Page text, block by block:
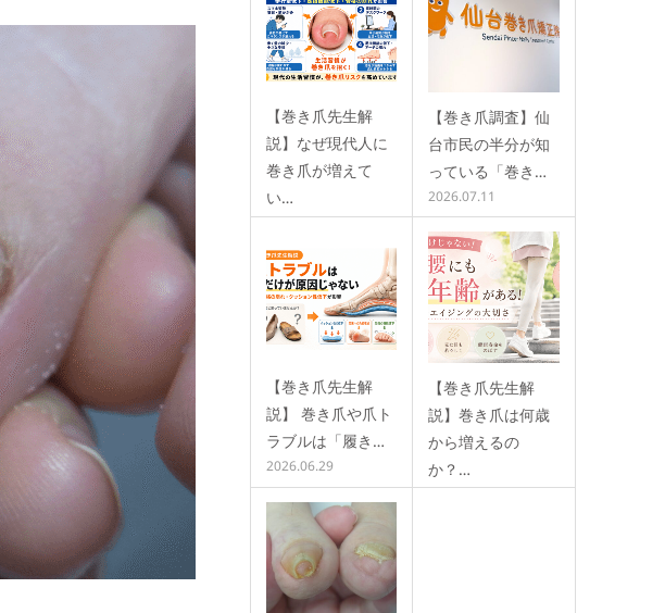
【巻き爪先生解
説】なぜ現代人に
巻き爪が増えて
い…
2026.07.25
【巻き爪調査】仙
台市民の半分が知
っている「巻き…
2026.07.11
【巻き爪先生解
説】 巻き爪や爪ト
ラブルは「履き…
2026.06.29
【巻き爪先生解
説】巻き爪は何歳
から増えるの
か？…
2026.06.8